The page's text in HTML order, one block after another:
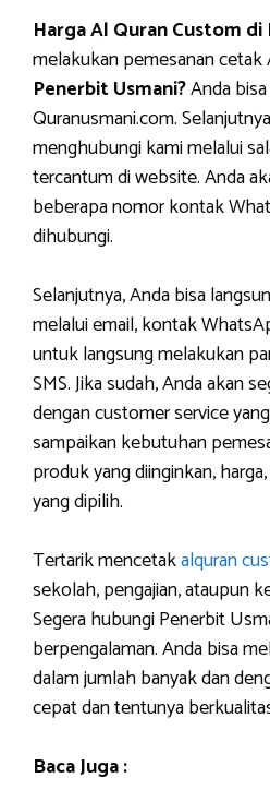
Harga Al Quran Custom di
melakukan pemesanan
Penerbit Usmani?Anda
Quranusmani.com.
menghubungi kami melalui
tercantum di website. Anda
beberapa nomor kontak
dihubungi.
Selanjutnya, Anda bisa
melalui email, kontak
untuk langsung melakukan
SMS. Jika sudah, Anda akan
dengan customer service
sampaikan kebutuhan
produk yang diinginkan,
yang dipilih.
Tertarik mencetakalquran
sekolah, pengajian, ataupun
Segera hubungi Penerbit
berpengalaman. Anda bisa
dalam jumlah banyak dan
cepat dan tentunya
Baca Juga :